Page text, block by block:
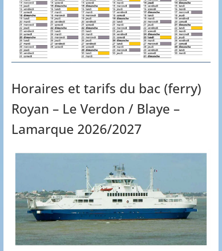
Horaires et tarifs du bac (ferry)
Royan – Le Verdon / Blaye –
Lamarque 2026/2027